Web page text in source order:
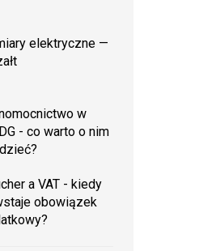
elektryczne —
w
- co warto o nim
a VAT - kiedy
obowiązek